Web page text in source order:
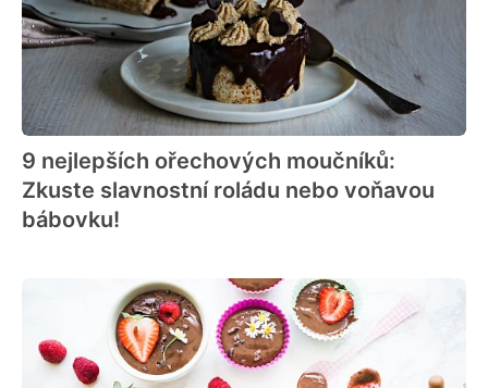
9 nejlepších ořechových moučníků:
Zkuste slavnostní roládu nebo voňavou
bábovku!